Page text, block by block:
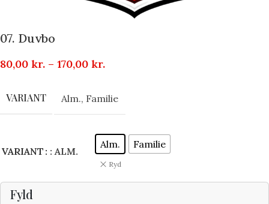
07. Duvbo
80,00 kr. – 170,00 kr.
VARIANT Alm., Familie
VARIANT : ALM.
Alm. Familie
Ryd